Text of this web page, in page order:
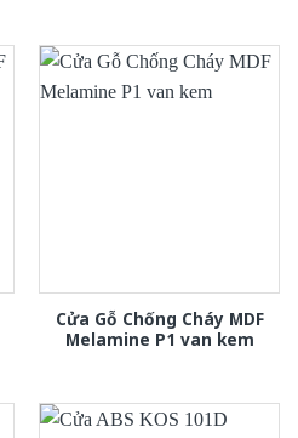
Cửa Gỗ Chống Cháy MDF
Melamine P1 van kem